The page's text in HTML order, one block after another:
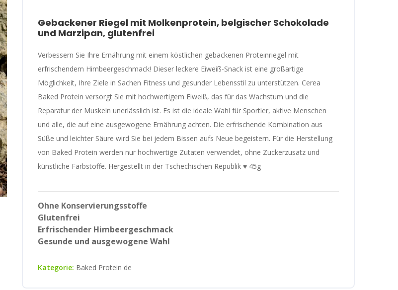
Gebackener Riegel mit Molkenprotein, belgischer Schokolade
und Marzipan, glutenfrei
Verbessern Sie Ihre Ernährung mit einem köstlichen gebackenen Proteinriegel mit
erfrischendem Himbeergeschmack! Dieser leckere Eiweiß-Snack ist eine großartige
Möglichkeit, Ihre Ziele in Sachen Fitness und gesunder Lebensstil zu unterstützen. Cerea
Baked Protein versorgt Sie mit hochwertigem Eiweiß, das für das Wachstum und die
Reparatur der Muskeln unerlässlich ist. Es ist die ideale Wahl für Sportler, aktive Menschen
und alle, die auf eine ausgewogene Ernährung achten. Die erfrischende Kombination aus
Süße und leichter Säure wird Sie bei jedem Bissen aufs Neue begeistern. Für die Herstellung
von Baked Protein werden nur hochwertige Zutaten verwendet, ohne Zuckerzusatz und
künstliche Farbstoffe. Hergestellt in der Tschechischen Republik ♥ 45g
Ohne Konservierungsstoffe
Glutenfrei
Erfrischender Himbeergeschmack
Gesunde und ausgewogene Wahl
Kategorie: Baked Protein de